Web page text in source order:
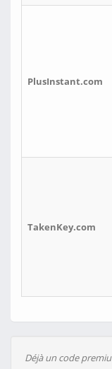
PlusInstant.com
TakenKey.com
Déjà un code